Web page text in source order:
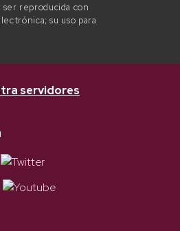
reproducida con
su uso para
servidores